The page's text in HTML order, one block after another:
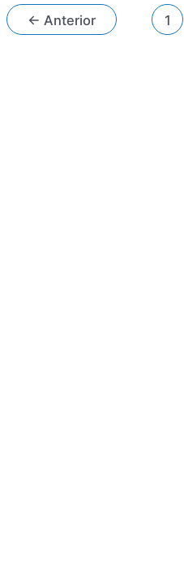
avião
com
Paginação
de
← Anterior 1